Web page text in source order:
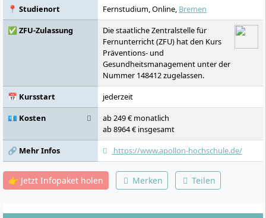
Ungleichheiten, Allgemeine
Betriebswirtschaftslehre, Spezielle Aspekte
der Kommunikation, Marketing,
Gesundheitspsychologie und
gesundheitsbezogenes
Motivationsmanagement, Allgemeine
Forschungsmethoden, Angewandte
Prävention I, Umwelt und Gesundheit,
Angewandte Prävention II, Prozess- und
Qualitätsmanagement, Human Resource
Management, Betriebliches
Gesundheitsmanagement, Evaluation
gesundheitsbezogener Maßnahmen,
Versorgungsmanagement und Ethik,
Digitale Prävention, Ethik,
Präventionsmarketing, Praktikum,
Bachelor-Thesis
📍 Studienort
Fernstudium, Online, Bremen
✅ ZFU-Zulassung
Die staatliche Zentralstelle für
Fernunterricht (ZFU) hat den Kurs
Präventions- und
Gesundheitsmanagement unter der
Nummer 148412 zugelassen.
📅 Kursstart
jederzeit
💶 Kosten
ab 249 € monatlich
ab 8964 € insgesamt
🔗 Mehr Infos
https://www.apollon-hochschule.de/
👉 Jetzt Infopaket holen Merken Teilen